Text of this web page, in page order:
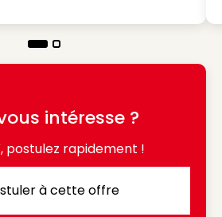
intéresse ?
postulez rapidement !
Postuler à cette offre
à cette offre